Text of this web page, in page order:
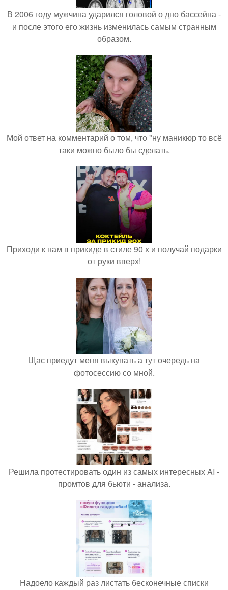
В 2006 году мужчина ударился головой о дно бассейна -
и после этого его жизнь изменилась самым странным
образом.
Мой ответ на комментарий о том, что "ну маникюр то всё
таки можно было бы сделать.
Приходи к нам в прикиде в стиле 90 х и получай подарки
от руки вверх!
Щас приедут меня выкупать а тут очередь на
фотосессию со мной.
Решила протестировать один из самых интересных AI -
промтов для бьюти - анализа.
Надоело каждый раз листать бесконечные списки